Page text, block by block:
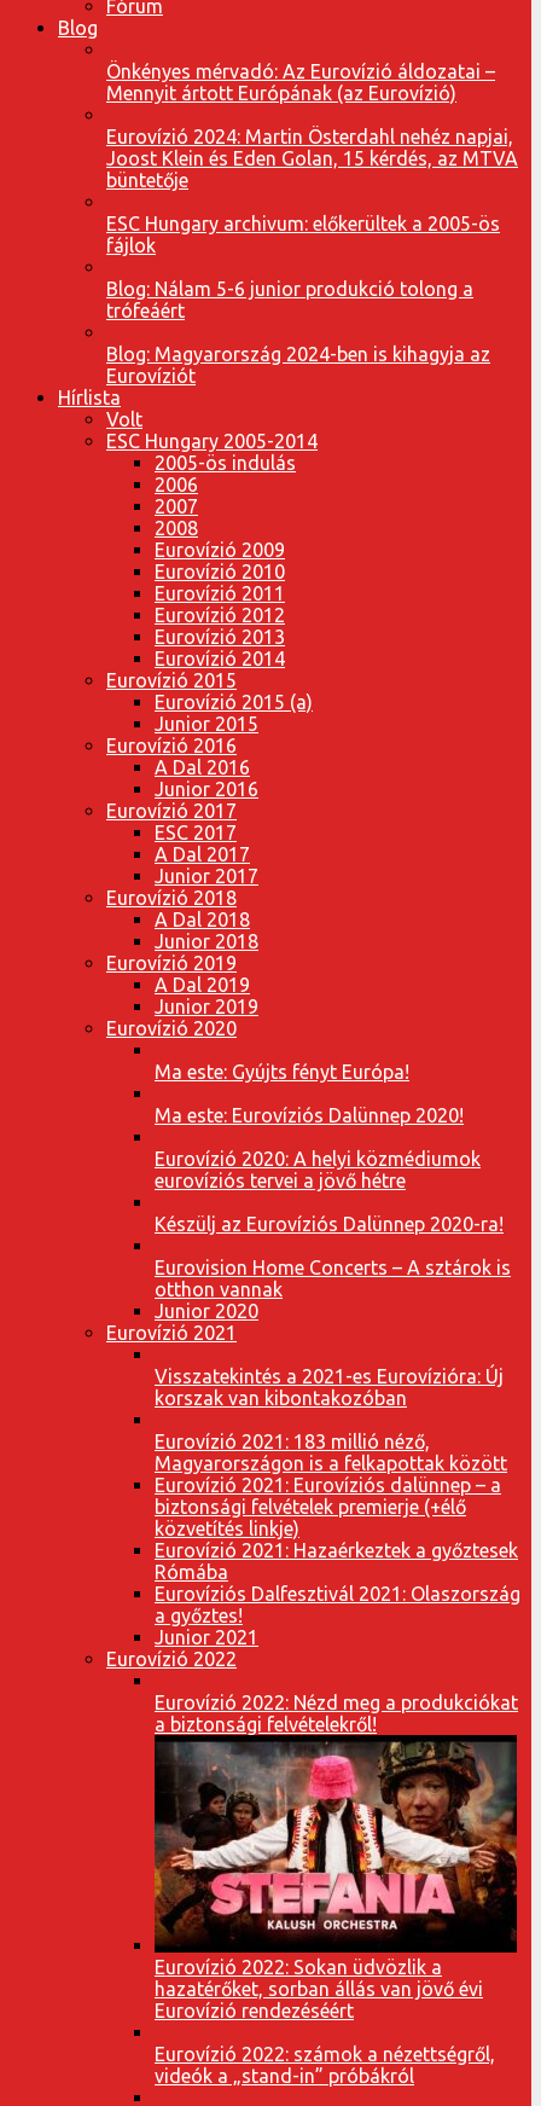
Fórum
Blog
Önkényes mérvadó: Az Eurovízió áldozatai –
Mennyit ártott Európának (az Eurovízió)
Eurovízió 2024: Martin Österdahl nehéz napjai,
Joost Klein és Eden Golan, 15 kérdés, az MTVA
büntetője
ESC Hungary archivum: előkerültek a 2005-ös
fájlok
Blog: Nálam 5-6 junior produkció tolong a
trófeáért
Blog: Magyarország 2024-ben is kihagyja az
Eurovíziót
Hírlista
Volt
ESC Hungary 2005-2014
2005-ös indulás
2006
2007
2008
Eurovízió 2009
Eurovízió 2010
Eurovízió 2011
Eurovízió 2012
Eurovízió 2013
Eurovízió 2014
Eurovízió 2015
Eurovízió 2015 (a)
Junior 2015
Eurovízió 2016
A Dal 2016
Junior 2016
Eurovízió 2017
ESC 2017
A Dal 2017
Junior 2017
Eurovízió 2018
A Dal 2018
Junior 2018
Eurovízió 2019
A Dal 2019
Junior 2019
Eurovízió 2020
Ma este: Gyújts fényt Európa!
Ma este: Eurovíziós Dalünnep 2020!
Eurovízió 2020: A helyi közmédiumok
eurovíziós tervei a jövő hétre
Készülj az Eurovíziós Dalünnep 2020-ra!
Eurovision Home Concerts – A sztárok is
otthon vannak
Junior 2020
Eurovízió 2021
Visszatekintés a 2021-es Eurovízióra: Új
korszak van kibontakozóban
Eurovízió 2021: 183 millió néző,
Magyarországon is a felkapottak között
Eurovízió 2021: Eurovíziós dalünnep – a
biztonsági felvételek premierje (+élő
közvetítés linkje)
Eurovízió 2021: Hazaérkeztek a győztesek
Rómába
Eurovíziós Dalfesztivál 2021: Olaszország
a győztes!
Junior 2021
Eurovízió 2022
Eurovízió 2022: Nézd meg a produkciókat
a biztonsági felvételekről!
Eurovízió 2022: Sokan üdvözlik a
hazatérőket, sorban állás van jövő évi
Eurovízió rendezéséért
Eurovízió 2022: számok a nézettségről,
videók a „stand-in” próbákról